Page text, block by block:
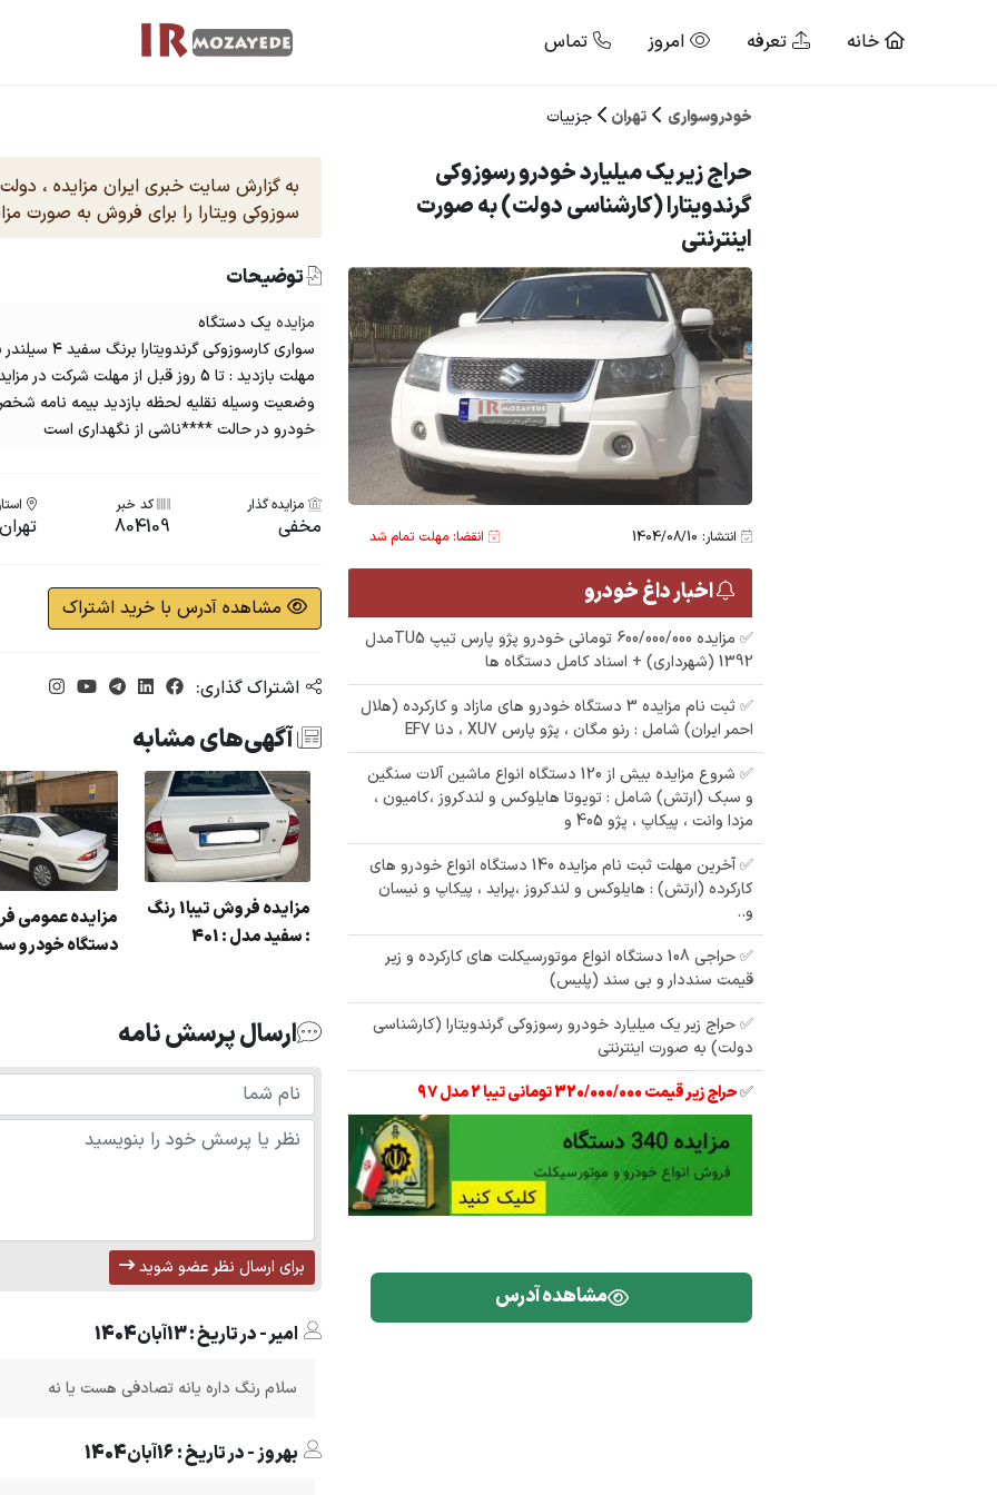
خانه تعرفه امروز تماس
خودروسواری تهران جزییات
حراج زیر یک میلیارد خودرو رسوزوکی
گرندویتارا (کارشناسی دولت) به صورت
اینترنتی
انتشار: 1404/08/10 انقضا: مهلت تمام شد
اخبار داغ خودرو
✅ مزایده 600/000/000 تومانی خودرو پژو پارس تیپ TU5مدل
1392 (شهرداری) + اسناد کامل دستگاه ها
✅ ثبت نام مزایده 3 دستگاه خودرو های مازاد و کارکرده (هلال
احمر ایران) شامل : رنو مگان ، پژو پارس XU7 ، دنا EF7
✅ شروع مزایده بیش از 120 دستگاه انواع ماشین آلات سنگین
و سبک (ارتش) شامل : تویوتا هایلوکس و لندکروز ،کامیون ،
مزدا وانت ، پیکاپ ، پژو 405 و
✅ آخرین مهلت ثبت نام مزایده 140 دستگاه انواع خودرو های
کارکرده (ارتش) : هایلوکس و لندکروز ،پراید ، پیکاپ و نیسان
و..
✅ حراجی 108 دستگاه انواع موتورسیکلت های کارکرده و زیر
قیمت سنددار و بی سند (پلیس)
✅ حراج زیر یک میلیارد خودرو رسوزوکی گرندویتارا (کارشناسی
دولت) به صورت اینترنتی
✅حراج زیر قیمت 320/000/000 تومانی تیبا 2 مدل 97
مشاهده آدرس
به گزارش سایت خبری ایران مزایده ،
سوزوکی ویتارا را برای فروش به صورت
توضیحات
مزایده یک دستگاه
سواری کارسوزوکی گرندویتارا برنگ سفید ۴ سیلندر بنزيني مدل ۱۳۸۹
مهلت بازدید : تا 5 روز قبل از مهلت شرکت در مزایده است
وضعیت وسیله نقلیه لحظه بازدید بیمه نامه
خودرو در حالت ****ناشی از نگهداری است
مزایده گذار
مخفی
کد خبر
804109 تهران
مشاهده آدرس با خرید اشتراک
اشتراک گذاری:
آگهی‌های مشابه
دستگاه خودرو
مزایده فروش تیبا1 رنگ
: سفید مدل : 401
مزایده روا رنگ : نوک
مدادی مدل : 86
: نقره ای مدل : 84
سفید مدل : 89 در شهر
ارسال پرسش نامه
برای ارسال نظر عضو شوید
امیر - در تاریخ : 13آبان1404
سلام رنگ داره یانه تصادفی هست یا نه
بهروز - در تاریخ : 16آبان1404